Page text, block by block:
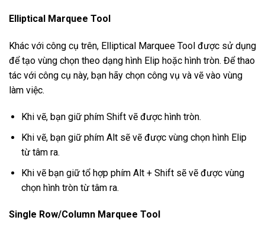
Elliptical Marquee Tool
Khác với công cụ trên, Elliptical Marquee Tool được sử dụng
để tạo vùng chọn theo dạng hình Elip hoặc hình tròn. Để thao
tác với công cụ này, bạn hãy chọn công vụ và vẽ vào vùng
làm việc.
Khi vẽ, bạn giữ phím Shift vẽ được hình tròn.
Khi vẽ, bạn giữ phím Alt sẽ vẽ được vùng chọn hình Elip
từ tâm ra.
Khi vẽ bạn giữ tổ hợp phím Alt + Shift sẽ vẽ được vùng
chọn hình tròn từ tâm ra.
Single Row/Column Marquee Tool